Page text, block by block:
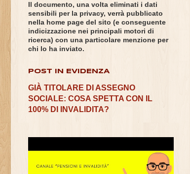
Il documento, una volta eliminati i dati
sensibili per la privacy, verrà pubblicato
nella home page del sito (e conseguente
indicizzazione nei principali motori di
ricerca) con una particolare menzione per
chi lo ha inviato.
POST IN EVIDENZA
GIÀ TITOLARE DI ASSEGNO
SOCIALE: COSA SPETTA CON IL
100% DI INVALIDITA?